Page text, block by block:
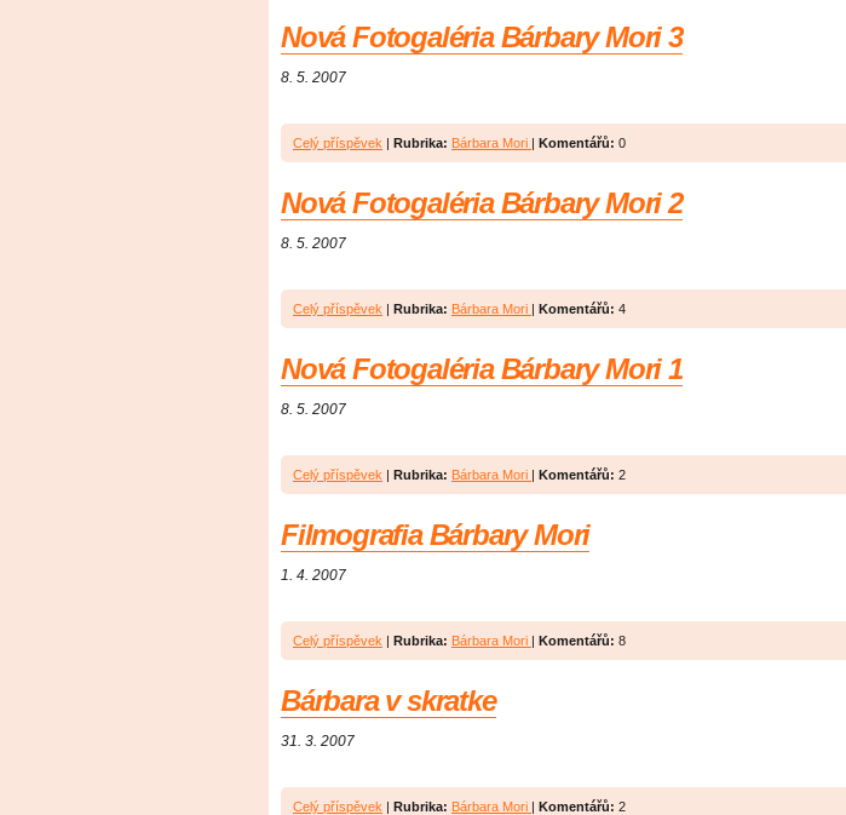
Nová Fotogaléria Bárbary Mori 3
8. 5. 2007
Celý příspěvek | Rubrika: Bárbara Mori | Komentářů: 0
Nová Fotogaléria Bárbary Mori 2
8. 5. 2007
Celý příspěvek | Rubrika: Bárbara Mori | Komentářů: 4
Nová Fotogaléria Bárbary Mori 1
8. 5. 2007
Celý příspěvek | Rubrika: Bárbara Mori | Komentářů: 2
Filmografia Bárbary Mori
1. 4. 2007
Celý příspěvek | Rubrika: Bárbara Mori | Komentářů: 8
Bárbara v skratke
31. 3. 2007
Celý příspěvek | Rubrika: Bárbara Mori | Komentářů: 2